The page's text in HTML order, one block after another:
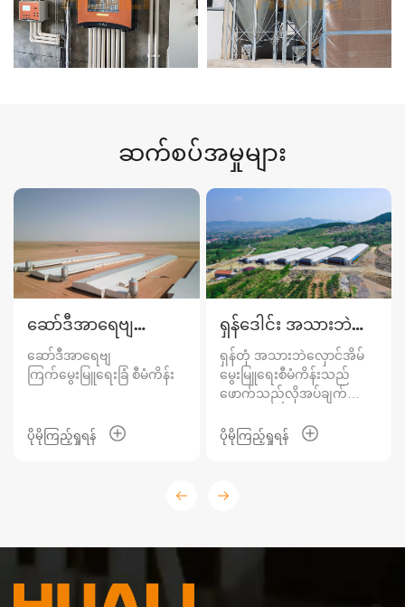
ဆက်စပ်အမှုများ
ဆော်ဒီအာရေဗျ
ကြက်မွေးမြူရေးခြံ
စီမံကိန်း
ဆော်ဒီအာရေဗျ
ကြက်မွေးမြူရေးခြံ စီမံကိန်း
ပိုမိုကြည့်ရှုရန်
ရှန်ဒေါင်း အသားဘဲ
လှောင်အိမ်မွေးမြူရေး
စီမံကိန်း
ရှန်တုံ အသားဘဲလှောင်အိမ်
မွေးမြူရေးစီမံကိန်းသည်
ဖောက်သည်လိုအပ်ချက်များ
တည်ဆောက်ခဲ့ပြီး တစ်နှစ်
သည်။
ပိုမိုကြည့်ရှုရန်